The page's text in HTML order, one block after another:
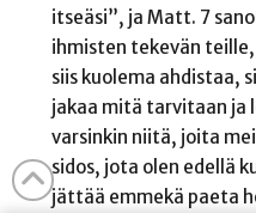
itseäsi”, ja Matt. 7
ihmisten tekevän
siis kuolema ahdistaa,
jakaa mitä tarvitaan ja
varsinkin niitä, joita
sidos, jota olen edellä
jättää emmekä paeta